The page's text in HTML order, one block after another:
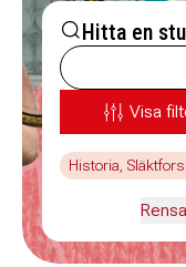
Hitta en
Visa
Historia,